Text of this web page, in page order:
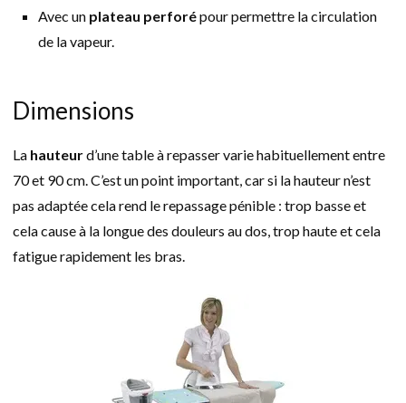
Avec un plateau perforépour permettre la circulation
de la vapeur.
Dimensions
La hauteurd’une table à repasser varie habituellement entre
70 et 90 cm. C’est un point important, car si la hauteur n’est
pas adaptée cela rend le repassage pénible : trop basse et
cela cause à la longue des douleurs au dos, trop haute et cela
fatigue rapidement les bras.